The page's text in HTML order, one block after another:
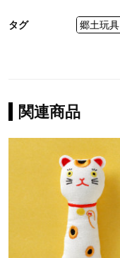
タグ 郷土玩具
関連商品